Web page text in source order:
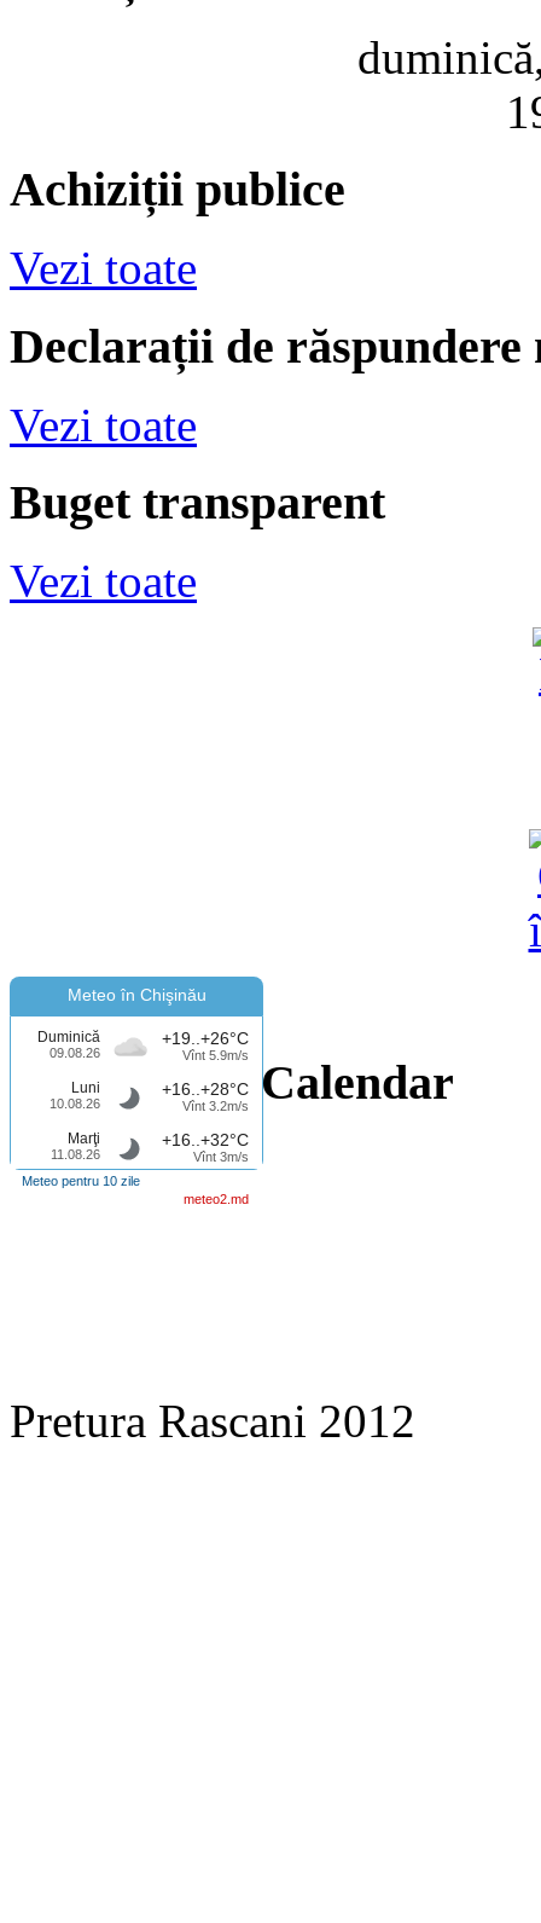
Achiziții publice
Vezi toate
Declarații de răspundere
Vezi toate
Buget transparent
Vezi toate
Meteo în Chişinău
Duminică
09.08.26
+19..+26°C
Vînt 5.9m/s
Luni
10.08.26
+16..+28°C
Vînt 3.2m/s
Marţi
11.08.26
+16..+32°C
Vînt 3m/s
Meteo pentru 10 zile
meteo2.md
Calendar
Pretura Rascani 2012